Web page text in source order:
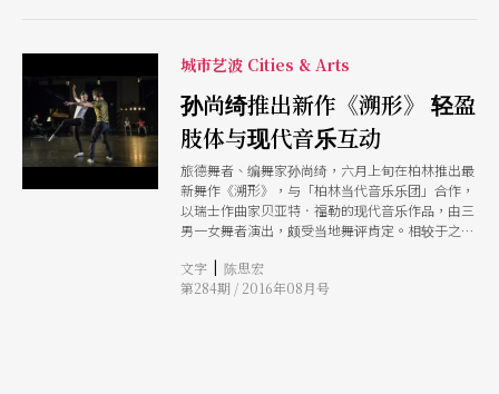
城市艺波 Cities & Arts
孙尚绮推出新作《溯形》 轻盈
肢体与现代音乐互动
旅德舞者、编舞家孙尚绮，六月上旬在柏林推出最
新舞作《溯形》，与「柏林当代音乐乐团」合作，
以瑞士作曲家贝亚特．福勒的现代音乐作品，由三
男一女舞者演出，颇受当地舞评肯定。相较于之前
轻盈，戏剧化的表情诡异诙谐，气场荒谬，孙尚绮
用舞蹈转化许多人世寻常动作，身体线条清晰，编
文字 | 陈思宏
第284期 / 2016年08月号